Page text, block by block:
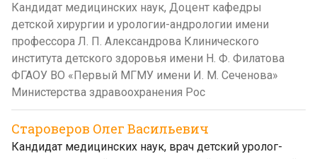
Кандидат медицинских наук, Доцент кафедры
детской хирургии и урологии-андрологии имени
профессора Л. П. Александрова Клинического
института детского здоровья имени Н. Ф. Филатова
ФГАОУ ВО «Первый МГМУ имени И. М. Сеченова»
Министерства здравоохранения Рос
Староверов Олег Васильевич
Кандидат медицинских наук, врач детский уролог-